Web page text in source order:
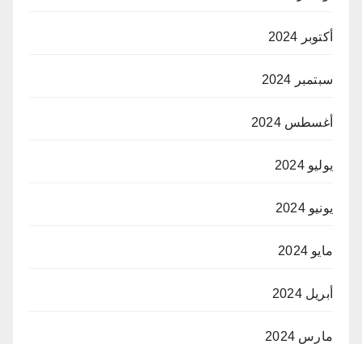
أكتوبر 2024
سبتمبر 2024
أغسطس 2024
يوليو 2024
يونيو 2024
مايو 2024
أبريل 2024
مارس 2024